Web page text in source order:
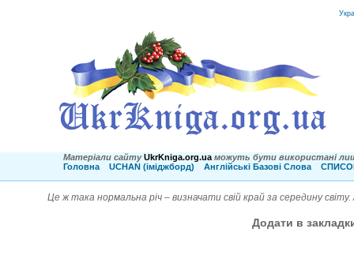
Матеріали сайту UkrKniga.org.ua можуть бути використані
Головна
UCHAN (іміджборд) Англійські Базові Слова
Це ж така нормальна річ – визначати свій край за середину
Додати в